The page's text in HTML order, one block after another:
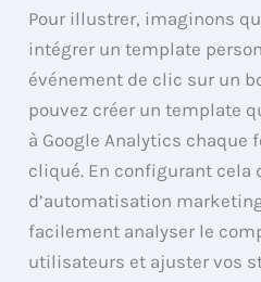
Pour illustrer, imaginons
intégrer un template
événement de clic sur un
pouvez créer un template
à Google Analytics chaque
cliqué. En configurant cela
d’automatisation
facilement analyser le
utilisateurs et ajuster vos